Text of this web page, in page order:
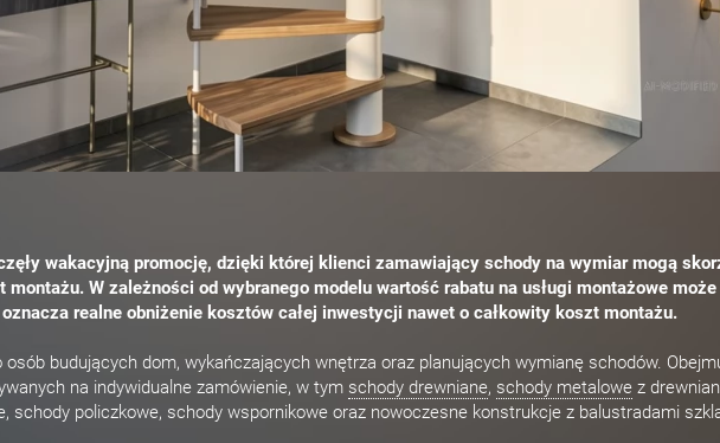
wakacyjną promocję, dzięki której klienci zamawiający schody na wymiar mogą
W zależności od wybranego modelu wartość rabatu na usługi montażowe może
realne obniżenie kosztów całej inwestycji nawet o całkowity koszt montażu.
budujących dom, wykańczających wnętrza oraz planujących wymianę schodów.
na indywidualne zamówienie, w tym schody drewniane, schody metalowe z
schody policzkowe, schody wspornikowe oraz nowoczesne konstrukcje z balustradami